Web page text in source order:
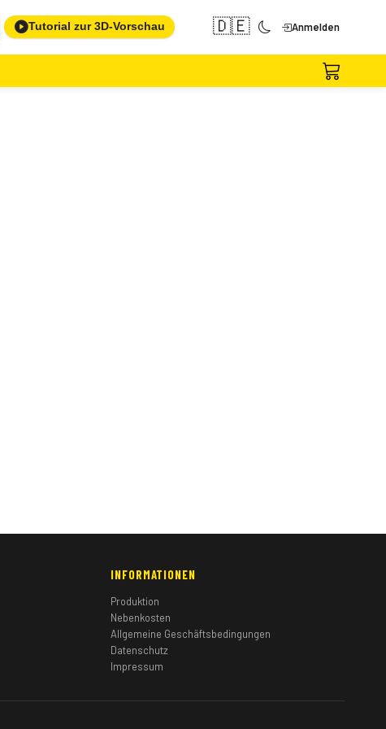
Tutorial zur 3D-Vorschau 🇩🇪 Anmelden
INFORMATIONEN
Produktion
Nebenkosten
Allgemeine Geschäftsbedingungen
Datenschutz
Impressum